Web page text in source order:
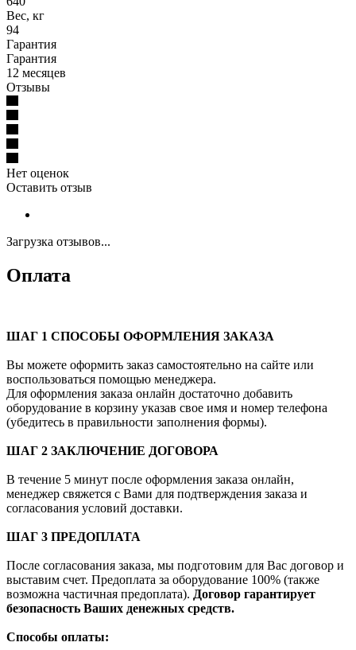
Вес, кг
94
Гарантия
Гарантия
12 месяцев
Отзывы
Нет оценок
Оставить отзыв
Загрузка отзывов...
Оплата
ШАГ 1 СПОСОБЫ ОФОРМЛЕНИЯ ЗАКАЗА
Вы можете оформить заказ самостоятельно на сайте или
воспользоваться помощью менеджера.
Для оформления заказа онлайн достаточно добавить
оборудование в корзину указав свое имя и номер телефона
(убедитесь в правильности заполнения формы).
ШАГ 2 ЗАКЛЮЧЕНИЕ ДОГОВОРА
В течение 5 минут после оформления заказа онлайн,
менеджер свяжется с Вами для подтверждения заказа и
согласования условий доставки.
ШАГ 3 ПРЕДОПЛАТА
После согласования заказа, мы подготовим для Вас договор и
выставим счет. Предоплата за оборудование 100% (также
возможна частичная предоплата). Договор гарантирует
безопасность Ваших денежных средств.
Способы оплаты: